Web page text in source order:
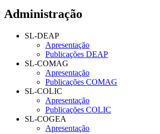
Administração
SL-DEAP
Apresentação
Publicações DEAP
SL-COMAG
Apresentação
Publicações COMAG
SL-COLIC
Apresentação
Publicações COLIC
SL-COGEA
Apresentação